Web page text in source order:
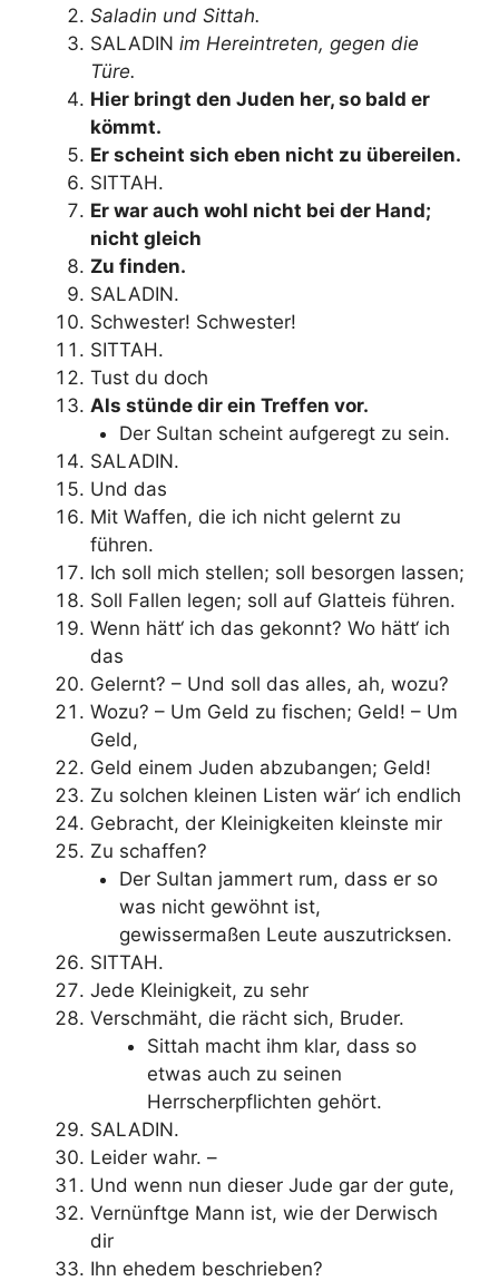
Saladin und Sittah.
SALADIN im Hereintreten, gegen die
Türe.
Hier bringt den Juden her, so bald er
kömmt.
Er scheint sich eben nicht zu übereilen.
SITTAH.
Er war auch wohl nicht bei der Hand;
nicht gleich
Zu finden.
SALADIN.
Schwester! Schwester!
SITTAH.
Tust du doch
Als stünde dir ein Treffen vor.
Der Sultan scheint aufgeregt zu sein.
SALADIN.
Und das
Mit Waffen, die ich nicht gelernt zu
führen.
Ich soll mich stellen; soll besorgen lassen;
Soll Fallen legen; soll auf Glatteis führen.
Wenn hätt‘ ich das gekonnt? Wo hätt‘ ich
das
Gelernt? – Und soll das alles, ah, wozu?
Wozu? – Um Geld zu fischen; Geld! – Um
Geld,
Geld einem Juden abzubangen; Geld!
Zu solchen kleinen Listen wär‘ ich endlich
Gebracht, der Kleinigkeiten kleinste mir
Zu schaffen?
Der Sultan jammert rum, dass er so
was nicht gewöhnt ist,
gewissermaßen Leute auszutricksen.
SITTAH.
Jede Kleinigkeit, zu sehr
Verschmäht, die rächt sich, Bruder.
Sittah macht ihm klar, dass so
etwas auch zu seinen
Herrscherpflichten gehört.
SALADIN.
Leider wahr. –
Und wenn nun dieser Jude gar der gute,
Vernünftge Mann ist, wie der Derwisch
dir
Ihn ehedem beschrieben?